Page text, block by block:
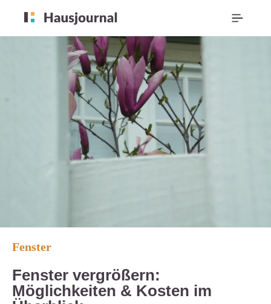
Fenster
Fenster vergrößern:
Möglichkeiten & Kosten im